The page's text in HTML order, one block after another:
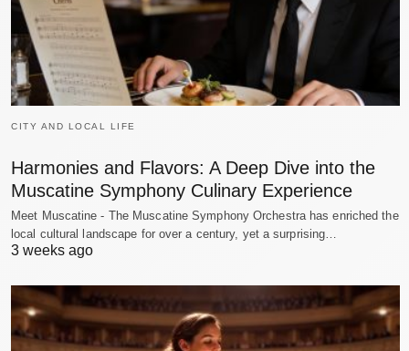
CITY AND LOCAL LIFE
Harmonies and Flavors: A Deep Dive into the
Muscatine Symphony Culinary Experience
Meet Muscatine - The Muscatine Symphony Orchestra has enriched the
local cultural landscape for over a century, yet a surprising…
3 weeks ago